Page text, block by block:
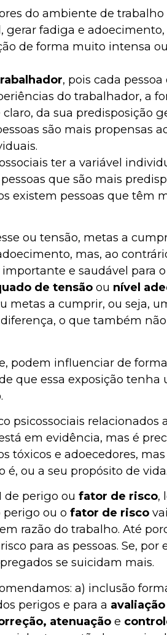
do ambiente de
fadiga e
de forma muito intensa
, pois cada
do trabalhador, a
da sua predisposição
são mais propensas
ter a variável
que são mais
existem pessoas que têm
ou tensão, metas a
mas, ao
e saudável para
de tensão ou nível
metas a cumprir, ou seja,
o que também
podem influenciar de
que essa exposição tenha
psicossociais
em evidência, mas é
tóxicos e adoecedores,
ou a seu propósito de vida.
de perigo ou fator de risco,
ou o fator de risco
razão do trabalho. Até
para as pessoas. Se,
se suicidam mais.
a) inclusão
perigos e para a avaliação
atenuação e